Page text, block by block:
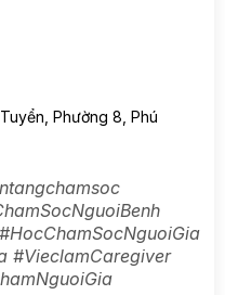
Phường 8, Phú
#VieclamCaregiver